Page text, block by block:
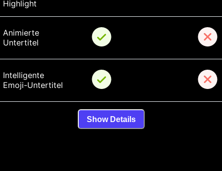
Highlight
Animierte
Untertitel
Intelligente
Emoji-Untertitel
Show Details